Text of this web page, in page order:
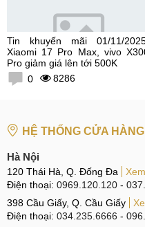
Tin khuyến mãi 01/11/
Xiaomi 17 Pro Max, vivo
Pro giảm giá lên tới 500K
0
8286
HỆ THỐNG CỬA HÀNG
Hà Nội
120 Thái Hà, Q. Đống Đa
Điện thoại: 0969.120.120 -
398 Cầu Giấy, Q. Cầu Giấy
Điện thoại: 034.235.6666 -